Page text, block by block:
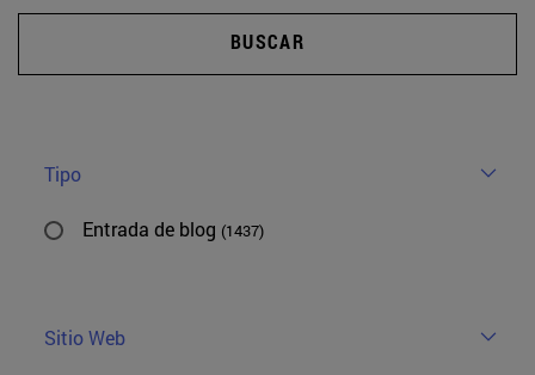
BUSCAR
Tipo
Entrada de blog (1437)
Sitio Web